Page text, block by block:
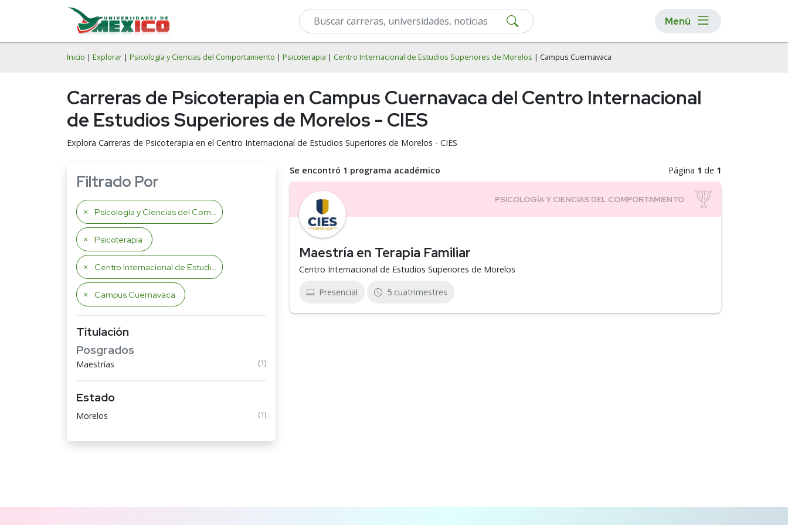
Menú
Inicio | Explorar | Psicología y Ciencias del Comportamiento | Psicoterapia | Centro Internacional de Estudios Superiores de Morelos | Campus Cuernavaca
Carreras de Psicoterapia en Campus Cuernavaca del Centro Internacional
de Estudios Superiores de Morelos - CIES
Explora Carreras de Psicoterapia en el Centro Internacional de Estudios Superiores de Morelos - CIES
Filtrado Por
Psicología y Ciencias del Comportamiento
Psicoterapia
Centro Internacional de Estudios Superiores de Morelos
Campus Cuernavaca
Titulación
Posgrados
Maestrías (1)
Estado
Morelos (1)
Se encontró 1 programa académico Página 1 de 1
Maestría en Terapia Familiar
Centro Internacional de Estudios Superiores de Morelos
Presencial 5 cuatrimestres